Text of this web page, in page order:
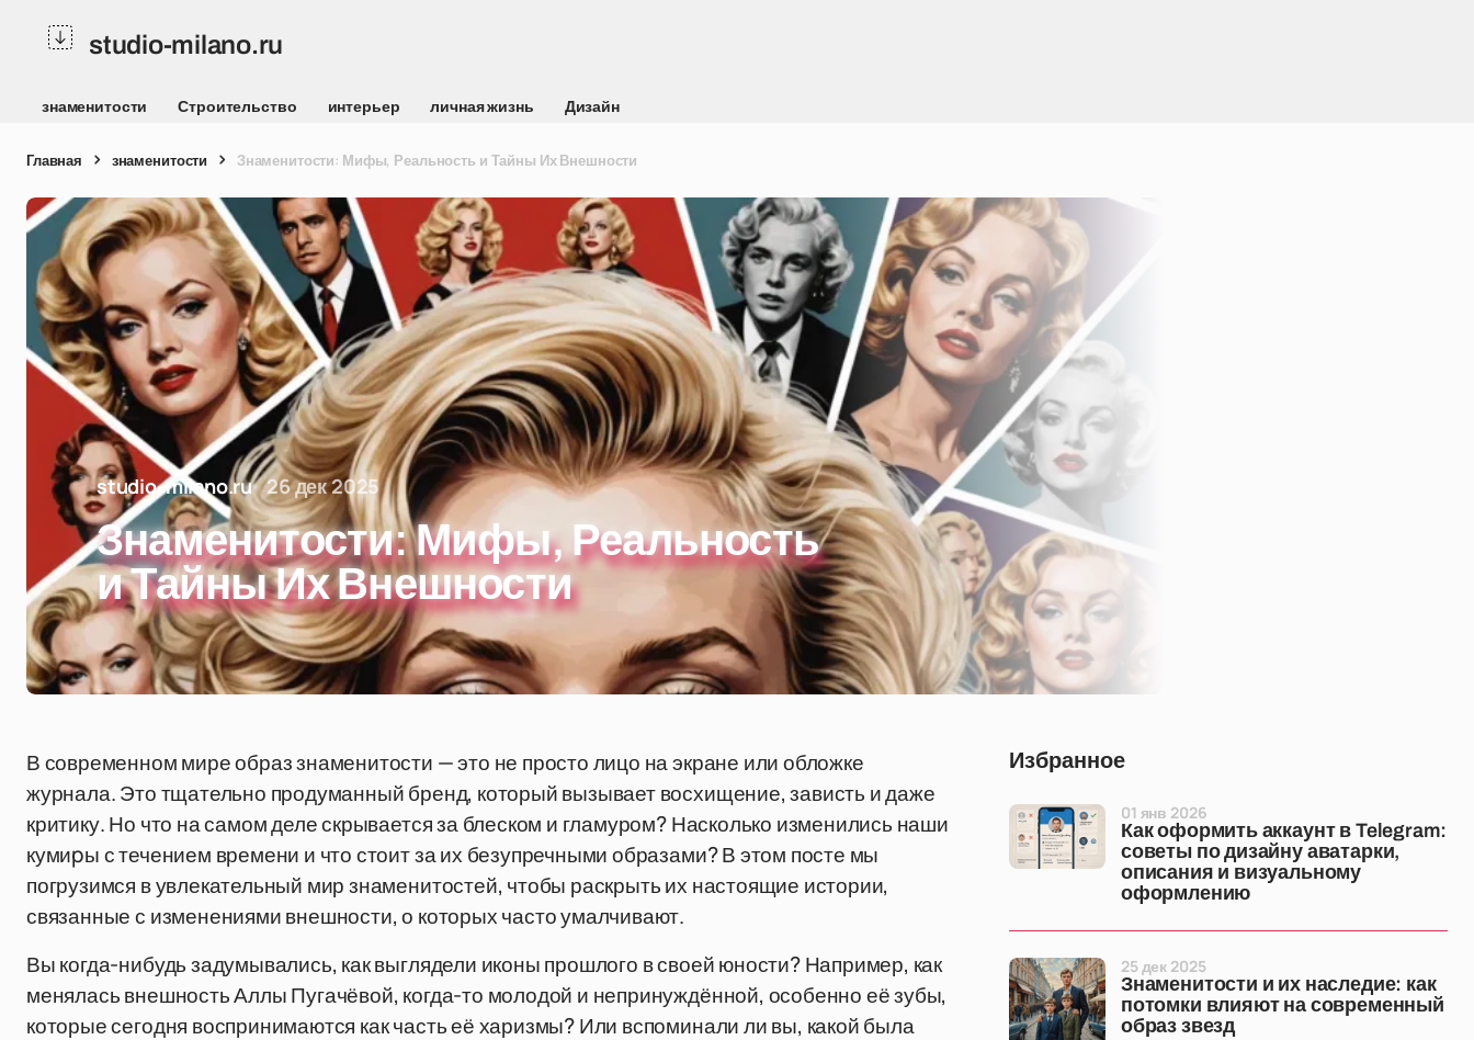
studio-milano.ru
знаменитости Строительство интерьер личная жизнь Дизайн
Главная знаменитости Знаменитости: Мифы, Реальность и Тайны Их Внешности
studio-milano.ru 26 дек 2025
Знаменитости: Мифы, Реальность
и Тайны Их Внешности
В современном мире образ знаменитости — это не просто лицо на экране или обложке
журнала. Это тщательно продуманный бренд, который вызывает восхищение, зависть и даже
критику. Но что на самом деле скрывается за блеском и гламуром? Насколько изменились наши
кумиpы с течением времени и что стоит за их безупречными образами? В этом посте мы
погрузимся в увлекательный мир знаменитостей, чтобы раскрыть их настоящие истории,
связанные с изменениями внешности, о которых часто умалчивают.
Вы когда-нибудь задумывались, как выглядели иконы прошлого в своей юности? Например, как
менялась внешность Аллы Пугачёвой, когда-то молодой и непринуждённой, особенно её зубы,
которые сегодня воспринимаются как часть её харизмы? Или вспоминали ли вы, какой была
Избранное
Как оформить аккаунт в Telegram:
советы по дизайну аватарки,
описания и визуальному
оформлению
01 янв 2026
Знаменитости и их наследие: как
потомки влияют на современный
образ звезд
25 дек 2025